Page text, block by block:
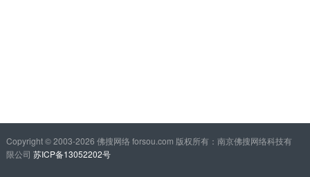
Copyright © 2003-2026 佛搜网络 forsou.com 版权所有：南京佛搜网络科技有
限公司 苏ICP备13052202号